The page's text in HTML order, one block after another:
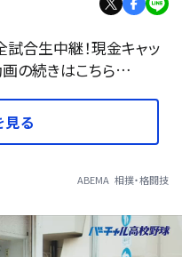
試合生中継！現金キャッ
画の続きはこちら…
見る
ABEMA 相撲・格闘技